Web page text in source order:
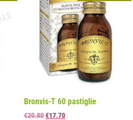
Bronvis-T 60 pastiglie
€20.80€17.70